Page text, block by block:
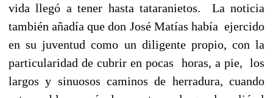
vida llegó a tener hasta tataranietos. La noticia
también añadía que don José Matías había ejercido
en su juventud como un diligente propio, con la
particularidad de cubrir en pocas horas, a pie, los
largos y sinuosos caminos de herradura, cuando